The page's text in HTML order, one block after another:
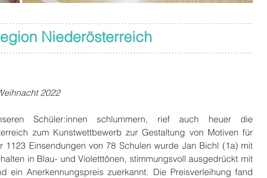
Niederösterreich
2022
Schüler:innen schlummern, rief auch heuer die
zum Kunstwettbewerb zur Gestaltung von Motiven für
1123 Einsendungen von 78 Schulen wurde Jan Bichl (1a) mit
in Blau- und Violetttönen, stimmungsvoll ausgedrückt mit
ein Anerkennungspreis zuerkannt. Die Preisverleihung fand